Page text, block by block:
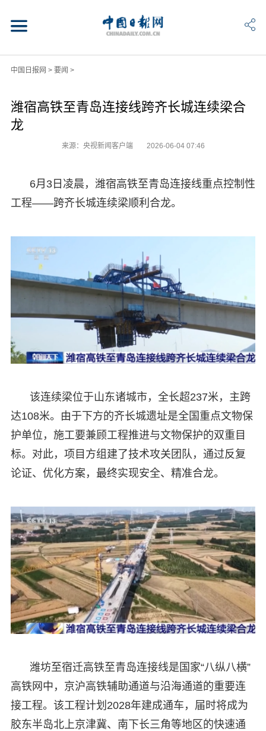
中国日报网 > 要闻 >
潍宿高铁至青岛连接线跨齐长城连续梁合
龙
来源：央视新闻客户端 2026-06-04 07:46
6月3日凌晨，潍宿高铁至青岛连接线重点控制性
工程——跨齐长城连续梁顺利合龙。
该连续梁位于山东诸城市，全长超237米，主跨
达108米。由于下方的齐长城遗址是全国重点文物保
护单位，施工要兼顾工程推进与文物保护的双重目
标。对此，项目方组建了技术攻关团队，通过反复
论证、优化方案，最终实现安全、精准合龙。
潍坊至宿迁高铁至青岛连接线是国家“八纵八横”
高铁网中，京沪高铁辅助通道与沿海通道的重要连
接工程。该工程计划2028年建成通车，届时将成为
胶东半岛北上京津冀、南下长三角等地区的快速通